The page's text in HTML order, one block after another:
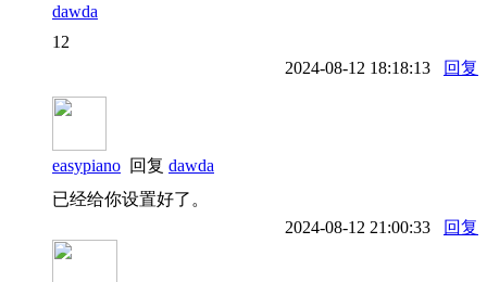
dawda
12
2024-08-12 18:18:13
回复
easypiano 回复 dawda
已经给你设置好了。
2024-08-12 21:00:33
回复